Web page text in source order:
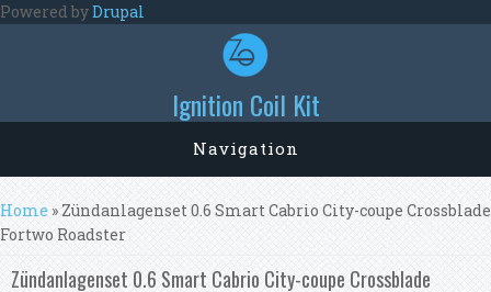
Skip to main content
Powered byDrupal
Ignition Coil Kit
Navigation
You are here
Home » Zündanlagenset 0.6 Smart Cabrio City-coupe Crossblade
Fortwo Roadster
Zündanlagenset 0.6 Smart Cabrio City-coupe Crossblade